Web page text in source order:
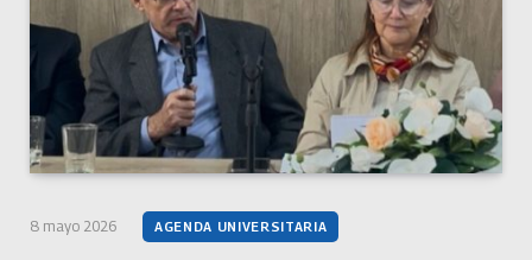
8 mayo 2026 AGENDA UNIVERSITARIA